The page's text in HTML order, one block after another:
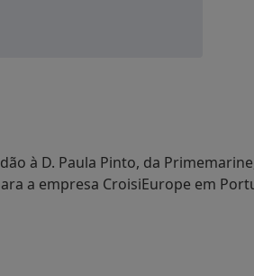
à D. Paula Pinto, da
a empresa CroisiEurope em